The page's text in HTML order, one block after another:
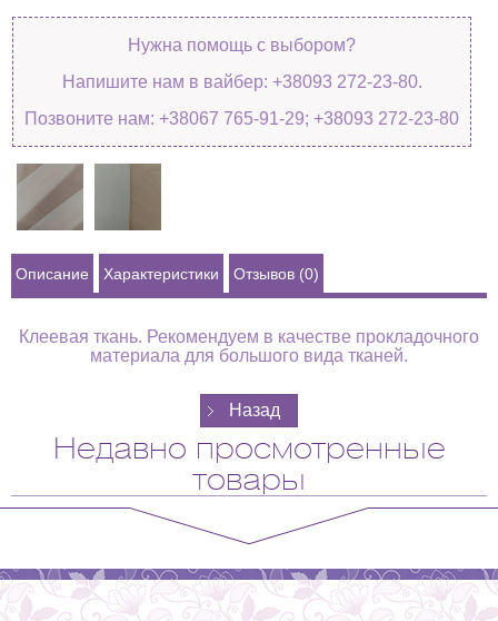
Нужна помощь с выбором?
Напишите нам в вайбер: +38093 272-23-80.
Позвоните нам: +38067 765-91-29; +38093 272-23-80
Описание Характеристики Отзывов (0)
Клеевая ткань. Рекомендуем в качестве прокладочного
материала для большого вида тканей.
Недавно просмотренные
товары